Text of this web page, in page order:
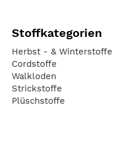
Stoffkategorien
Herbst - & Winterstoffe
Cordstoffe
Walkloden
Strickstoffe
Plüschstoffe